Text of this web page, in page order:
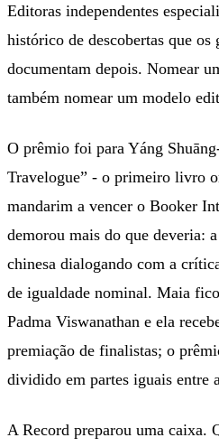
Editoras independentes
histórico de descobertas que os
documentam depois. Nomear
também nomear um modelo
O prêmio foi para Yáng
Travelogue” - o primeiro livro
mandarim a vencer o Booker
demorou mais do que deveria:
chinesa dialogando com a
de igualdade nominal. Maia
Padma Viswanathan e ela
premiação de finalistas; o
dividido em partes iguais entre
A Record preparou uma caixa.